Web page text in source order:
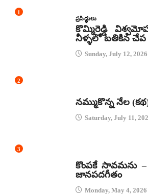
1
ప్రసిద్ధులు
కొమ్మిరెడ్డి
నీళ్ళలో బతికిన చేప
Sunday, July 12, 2026
2
నమ్ముకొన్న నేల
Saturday, July 11,
3
కొంపకే సావమను
జానపదగీతం
Monday, May 4, 2026